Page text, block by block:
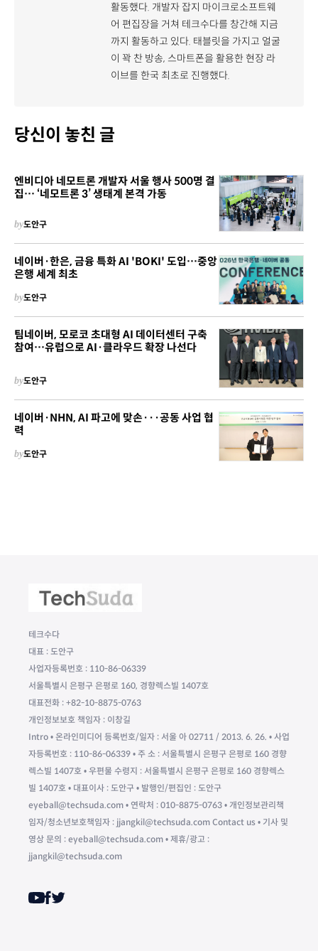
활동했다. 개발자 잡지 마이크로소프트웨
어 편집장을 거쳐 테크수다를 창간해 지금
까지 활동하고 있다. 태블릿을 가지고 얼굴
이 꽉 찬 방송, 스마트폰을 활용한 현장 라
이브를 한국 최초로 진행했다.
당신이 놓친 글
엔비디아 네모트론 개발자 서울 행사 500명 결
집… ‘네모트론 3’ 생태계 본격 가동
by도안구
네이버·한은, 금융 특화 AI 'BOKI' 도입…중앙
은행 세계 최초
by도안구
팀네이버, 모로코 초대형 AI 데이터센터 구축
참여…유럽으로 AI·클라우드 확장 나선다
by도안구
네이버·NHN, AI 파고에 맞손···공동 사업 협
력
by도안구
테크수다
대표 : 도안구
사업자등록번호 : 110-86-06339
서울특별시 은평구 은평로 160, 경향렉스빌 1407호
대표전화 : +82-10-8875-0763
개인정보보호 책임자 : 이창길
Intro • 온라인미디어 등록번호/일자 : 서울 아 02711 / 2013. 6. 26. • 사업
자등록번호 : 110-86-06339 • 주 소 : 서울특별시 은평구 은평로 160 경향
렉스빌 1407호 • 우편물 수령지 : 서울특별시 은평구 은평로 160 경향렉스
빌 1407호 • 대표이사 : 도안구 • 발행인/편집인 : 도안구
eyeball@techsuda.com • 연락처 : 010-8875-0763 • 개인정보관리책
임자/청소년보호책임자 : jjangkil@techsuda.com Contact us • 기사 및
영상 문의 : eyeball@techsuda.com • 제휴/광고 :
jjangkil@techsuda.com